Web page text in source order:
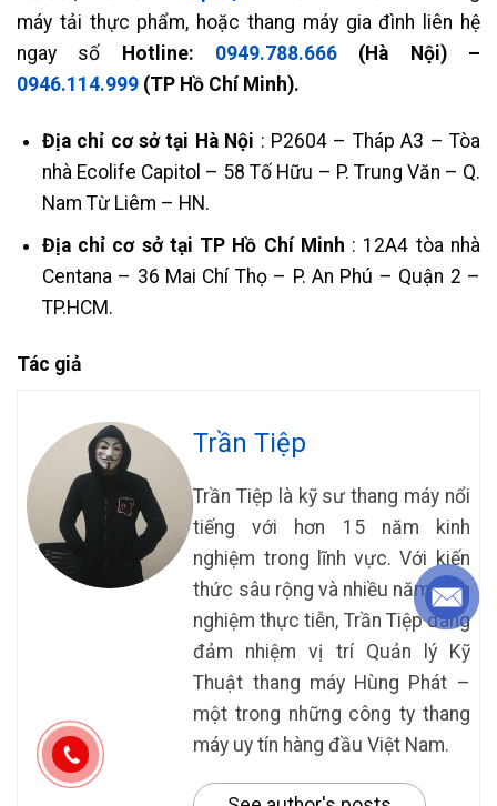
máy tải thực phẩm, hoặc thang máy gia đình liên hệ
ngay số Hotline: 0949.788.666
(Hà Nội) –
0946.114.999 (TP Hồ Chí Minh).
Địa chỉ cơ sở tại Hà Nội : P2604 – Tháp A3 – Tòa
nhà Ecolife Capitol – 58 Tố Hữu – P. Trung Văn – Q.
Nam Từ Liêm – HN.
Địa chỉ cơ sở tại TP Hồ Chí Minh : 12A4 tòa nhà
Centana – 36 Mai Chí Thọ – P. An Phú – Quận 2 –
TP.HCM.
Tác giả
Trần Tiệp
Trần Tiệp là kỹ sư thang máy nổi
tiếng với hơn 15 năm kinh
nghiệm trong lĩnh vực. Với kiến
thức sâu rộng và nhiều năm kinh
nghiệm thực tiễn, Trần Tiệp đang
đảm nhiệm vị trí Quản lý Kỹ
Thuật thang máy Hùng Phát –
một trong những công ty thang
máy uy tín hàng đầu Việt Nam.